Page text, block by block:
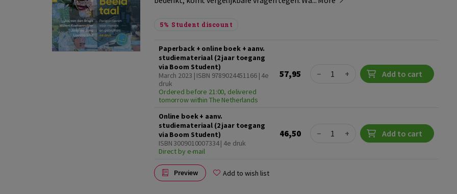
5% Student discount
Paperback + online boek + aanv.
studiemateriaal (2 jaar toegang
via Boom Student)
March 2023 | ISBN 9789024451166 | 4e
druk
Ordered before 21:00, delivered
tomorrow within The Netherlands
57,95 Quantity
− + Add to cart
Online boek + aanv.
studiemateriaal (2 jaar toegang
via Boom Student)
ISBN 3009010007334 | 4e druk
Direct by e-mail
46,50 Quantity
− + Add to cart
Preview Add to wish list